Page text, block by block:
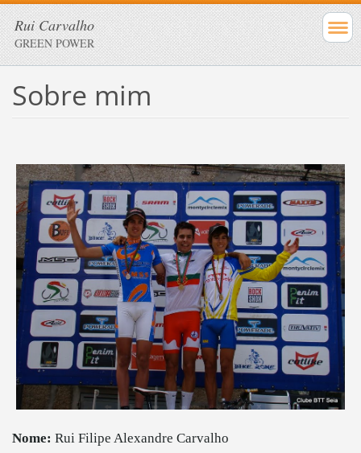
Rui Carvalho
GREEN POWER
Sobre mim
Nome: Rui Filipe Alexandre Carvalho